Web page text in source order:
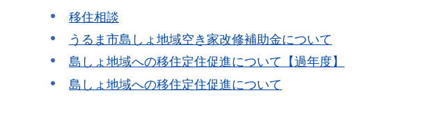
移住相談
うるま市島しょ地域空き家改修補助金について
島しょ地域への移住定住促進について【過年度】
島しょ地域への移住定住促進について